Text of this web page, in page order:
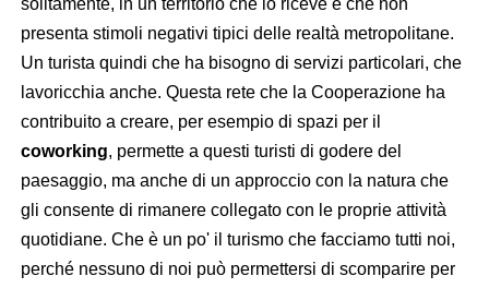
solitamente, in un territorio che lo riceve e che non
presenta stimoli negativi tipici delle realtà metropolitane.
Un turista quindi che ha bisogno di servizi particolari, che
lavoricchia anche. Questa rete che la Cooperazione ha
contribuito a creare, per esempio di spazi per il
coworking, permette a questi turisti di godere del
paesaggio, ma anche di un approccio con la natura che
gli consente di rimanere collegato con le proprie attività
quotidiane. Che è un po' il turismo che facciamo tutti noi,
perché nessuno di noi può permettersi di scomparire per